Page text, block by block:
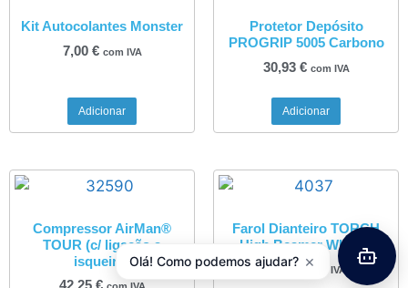
Kit Autocolantes Monster
7,00 € com IVA
Adicionar
Protetor Depósito
PROGRIP 5005 Carbono
30,93 € com IVA
Adicionar
Compressor AirMan®
TOUR (c/ ligação a
isqueiro)
Farol Dianteiro TORCH
High Beamer White 3
7,85€ com IVA
Olá! Como podemos ajudar? ×